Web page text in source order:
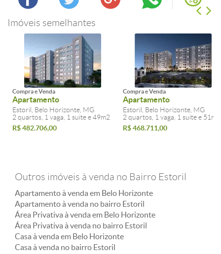
Imóveis semelhantes
Compra e Venda
Apartamento
Estoril, Belo Horizonte, MG
2 quartos, 1 vaga, 1 suite e 49m2
R$ 482.706,00
Compra e Venda
Apartamento
Estoril, Belo Horizonte, MG
2 quartos, 1 vaga, 1 suite e 51m2
R$ 468.711,00
Outros imóveis à venda no Bairro Estoril
Apartamento à venda em Belo Horizonte
Apartamento à venda no bairro Estoril
Área Privativa à venda em Belo Horizonte
Área Privativa à venda no bairro Estoril
Casa à venda em Belo Horizonte
Casa à venda no bairro Estoril